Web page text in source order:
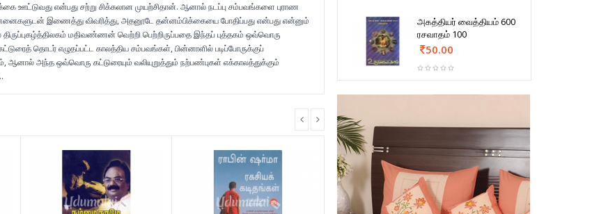
ஊட்டுவது என்பது சற்று சிக்கலான முயற்சிதான். ஆனால் நடப்பு சம்பவங்களை புராண
இணைத்து விவரித்து, அதனூடே தன்னம்பிக்கையை போதிப்பது என்பது என்னும்
திருப்புகழ்த்திலகம் மதிவண்ணன் வெற்றி பெற்றிருப்பதை இந்தப் புத்தகம் ஒவ்வொரு
தொடர் எழுதப்பட்ட காலத்திய சம்பவங்கள், பின்னாளில் படிப்போருக்குப்
அந்த ஒவ்வொரு கட்டுரையும் வலியுறுத்தும் நற்பண்புகள் எக்காலத்துக்கும்
அகத்தியர் வைத்தியம் 600
ரசவாதம் 100
50.00